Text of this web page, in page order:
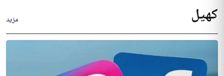
کھیل مزید